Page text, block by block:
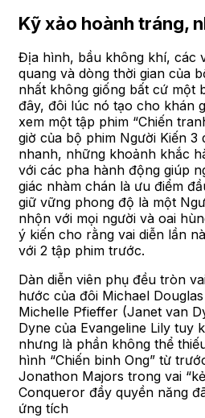
Kỹ xảo hoành tráng,
Địa hình, bầu không khí, các
quang và dòng thời gian của
nhất không giống bất cứ một
đây, đôi lúc nó tạo cho khán
xem một tập phim “Chiến
giờ của bộ phim Người Kiến 3
nhanh, những khoảnh khắc
với các pha hành động giúp
giác nhàm chán là ưu điểm
giữ vững phong độ là một
nhộn với mọi người và oai
ý kiến cho rằng vai diễn lần
với 2 tập phim trước.
Dàn diễn viên phụ đều tròn
hước của đôi Michael
Michelle Pfieffer (Janet van
Dyne của Evangeline Lily tuy
nhưng là phần không thể
hình “Chiến binh Ong” từ
Jonathon Majors trong vai
Conqueror đầy quyền năng
ứng tích